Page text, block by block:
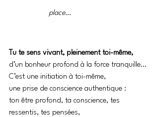
place…
Tu te sens vivant, pleinement toi-même,
d’un bonheur profond à la force tranquille…
C’est une initiation à toi-même,
une prise de conscience authentique :
ton être profond, ta conscience, tes
ressentis, tes pensées,